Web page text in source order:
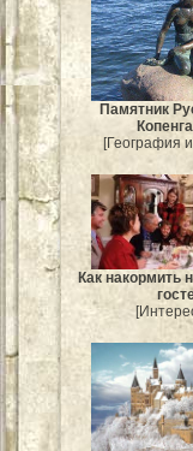
Памятник
[География
Как накормить